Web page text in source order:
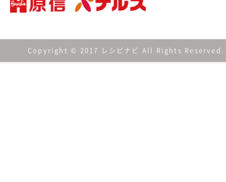
Copyright © 2017 レシピナビ All Rights Reserved.